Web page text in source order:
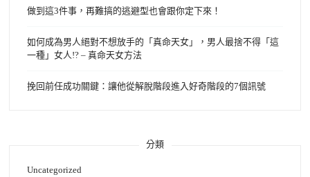
做到這3件事，再難搞的逃避型也會跟你定下來！
如何成為男人絕對不想放手的「真命天女」，男人最捨不得「這
一種」女人!? – 真命天女方法
挽回前任成功關鍵：讓他從解脫階段進入好奇階段的7個訊號
分類
Uncategorized